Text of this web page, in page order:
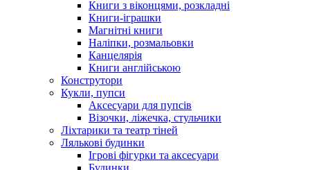
Книги з віконцями, розкладні
Книги-іграшки
Магнітні книги
Наліпки, розмальовки
Канцелярія
Книги англійською
Конструтори
Кукли, пупси
Аксесуари для пупсів
Візочки, ліжечка, стульчики
Ліхтарики та театр тіней
Лялькові будинки
Ігрові фігурки та аксесуари
Будинки